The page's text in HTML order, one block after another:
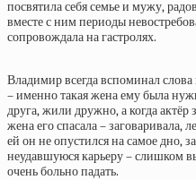
посвятила себя семье и мужу,
вместе с ним периоды
сопровождала на гастролях.
Владимир всегда вспоминал
– именно такая жена ему была
друга, жили дружно, а когда
жена его спасала – заговаривала,
ей он не опустился на самое дно,
неудавшуюся карьеру – слишком
очень больно падать.